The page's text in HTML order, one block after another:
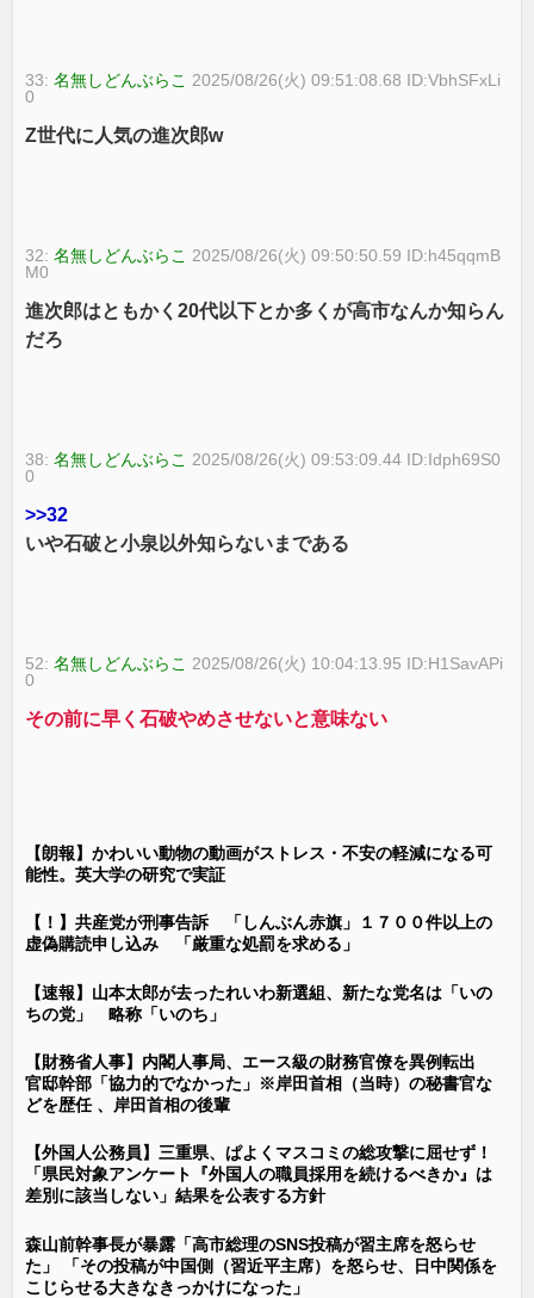
33:名無しどんぶらこ 2025/08/26(火) 09:51:08.68 ID:VbhSFxLi
0
Z世代に人気の進次郎w
32:名無しどんぶらこ 2025/08/26(火) 09:50:50.59 ID:h45qqmB
M0
進次郎はともかく20代以下とか多くが高市なんか知らん
だろ
38:名無しどんぶらこ 2025/08/26(火) 09:53:09.44 ID:Idph69S0
0
>>32
いや石破と小泉以外知らないまである
52:名無しどんぶらこ 2025/08/26(火) 10:04:13.95 ID:H1SavAPi
0
その前に早く石破やめさせないと意味ない
【朗報】かわいい動物の動画がストレス・不安の軽減になる可
能性。英大学の研究で実証
【！】共産党が刑事告訴 「しんぶん赤旗」１７００件以上の
虚偽購読申し込み 「厳重な処罰を求める」
【速報】山本太郎が去ったれいわ新選組、新たな党名は「いの
ちの党」 略称「いのち」
【財務省人事】内閣人事局、エース級の財務官僚を異例転出
官邸幹部「協力的でなかった」※岸田首相（当時）の秘書官な
どを歴任 、岸田首相の後輩
【外国人公務員】三重県、ぱよくマスコミの総攻撃に屈せず！
「県民対象アンケート『外国人の職員採用を続けるべきか』は
差別に該当しない」結果を公表する方針
森山前幹事長が暴露「高市総理のSNS投稿が習主席を怒らせ
た」 「その投稿が中国側（習近平主席）を怒らせ、日中関係を
こじらせる大きなきっかけになった」